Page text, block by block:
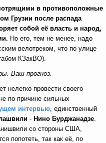
в противоположные
Грузии после распада
собой её власть и народ,
Но его, тем не менее, надо
велотреком, что по улице
КЗакВО).
Ваш прогноз.
нелегко провести своего
по причине сильных
интервью, единственный
- Нино Бурджанадзе.
со стороны США,
попотеть, так как её, по